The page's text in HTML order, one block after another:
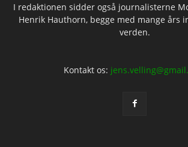
I redaktionen sidder også journalisterne
Henrik Hauthorn, begge med mange års
verden.
Kontakt os: